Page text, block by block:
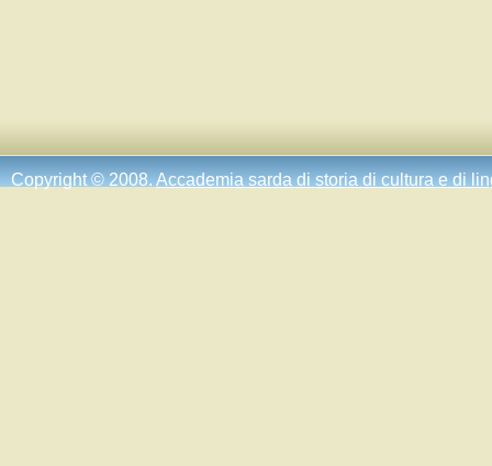
Copyright © 2008.Accademia sarda di storia di cultura e di